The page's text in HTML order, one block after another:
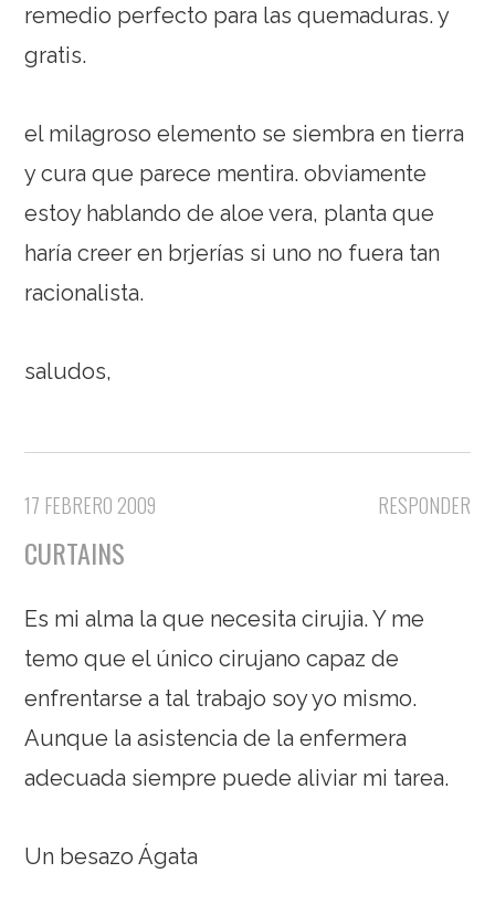
remedio perfecto para las quemaduras. y
gratis.
el milagroso elemento se siembra en tierra
y cura que parece mentira. obviamente
estoy hablando de aloe vera, planta que
haría creer en brjerías si uno no fuera tan
racionalista.
saludos,
RESPONDER
17 FEBRERO 2009
CURTAINS
Es mi alma la que necesita cirujia. Y me
temo que el único cirujano capaz de
enfrentarse a tal trabajo soy yo mismo.
Aunque la asistencia de la enfermera
adecuada siempre puede aliviar mi tarea.
Un besazo Ágata